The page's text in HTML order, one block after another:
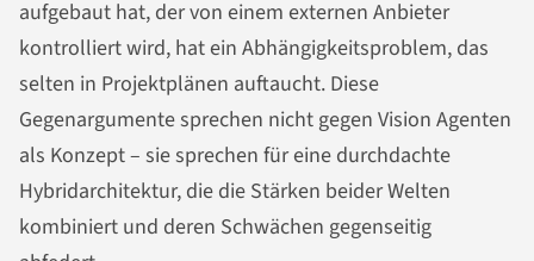
aufgebaut hat, der von einem externen Anbieter
kontrolliert wird, hat ein Abhängigkeitsproblem, das
selten in Projektplänen auftaucht. Diese
Gegenargumente sprechen nicht gegen Vision Agenten
als Konzept – sie sprechen für eine durchdachte
Hybridarchitektur, die die Stärken beider Welten
kombiniert und deren Schwächen gegenseitig